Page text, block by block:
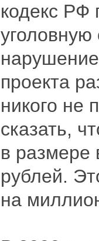
кодекс РФ
уголовную
проекта
никого не
сказать,
в размере
рублей.
на